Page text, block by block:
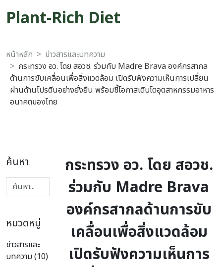
Plant-Rich Diet
หน้าหลัก
ข่าวสารและบทความ
กระทรวง อว. โดย สอวช. ร่วมกับ Madre Brava องค์กรสากล
ด้านการขับเคลื่อนเพื่อสิ่งแวดล้อม เปิดรับฟังความเห็นการเปลี่ยน
ผ่านด้านโปรตีนอย่างยั่งยืน พร้อมชี้โอกาสเติบโตอุตสาหกรรมอาหาร
อนาคตของไทย
ค้นหา
หมวดหมู่
ข่าวสารและ
บทความ (10)
กระทรวง อว. โดย สอวช.
ร่วมกับ Madre Brava
องค์กรสากลด้านการขับ
เคลื่อนเพื่อสิ่งแวดล้อม
เปิดรับฟังความเห็นการ